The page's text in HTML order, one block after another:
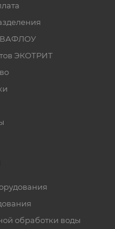
ЭКОТРИТ
обработки воды